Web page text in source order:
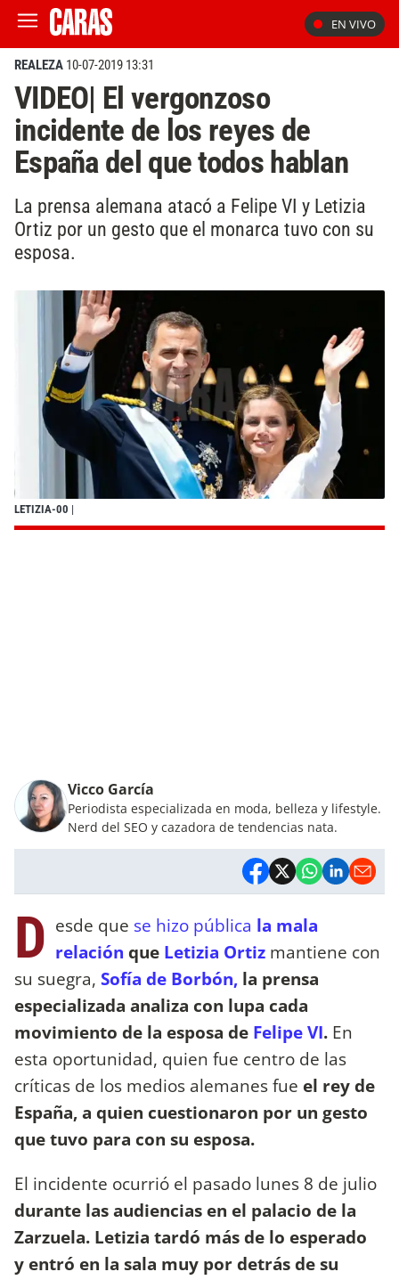
EN VIVO
REALEZA 10-07-2019 13:31
VIDEO| El vergonzoso
incidente de los reyes de
España del que todos hablan
La prensa alemana atacó a Felipe VI y Letizia
Ortiz por un gesto que el monarca tuvo con su
esposa.
LETIZIA-00 |
Vicco García
Periodista especializada en moda, belleza y lifestyle.
Nerd del SEO y cazadora de tendencias nata.
D esde que se hizo pública la mala
relación que Letizia Ortiz mantiene con
su suegra, Sofía de Borbón, la prensa
especializada analiza con lupa cada
movimiento de la esposa de Felipe VI. En
esta oportunidad, quien fue centro de las
críticas de los medios alemanes fue el rey de
España, a quien cuestionaron por un gesto
que tuvo para con su esposa.
El incidente ocurrió el pasado lunes 8 de julio
durante las audiencias en el palacio de la
Zarzuela. Letizia tardó más de lo esperado
y entró en la sala muy por detrás de su